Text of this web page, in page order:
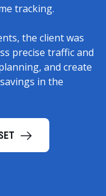
tracking.
the client was
precise traffic and
and create
in the